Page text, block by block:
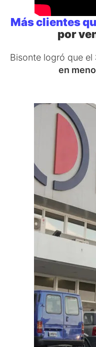
Más clientes
por
Bisonte logró que el
en